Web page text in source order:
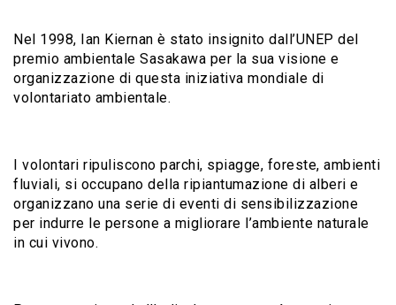
Nel 1998, Ian Kiernan è stato insignito dall’UNEP del
premio ambientale Sasakawa per la sua visione e
organizzazione di questa iniziativa mondiale di
volontariato ambientale.
I volontari ripuliscono parchi, spiagge, foreste, ambienti
fluviali, si occupano della ripiantumazione di alberi e
organizzano una serie di eventi di sensibilizzazione
per indurre le persone a migliorare l’ambiente naturale
in cui vivono.